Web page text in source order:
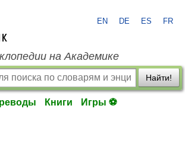
EN DE ES FR
на Академике
Найти!
Книги Игры ⚽